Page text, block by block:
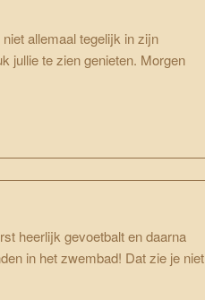
allemaal tegelijk in zijn
jullie te zien genieten. Morgen
heerlijk gevoetbalt en daarna
in het zwembad! Dat zie je niet